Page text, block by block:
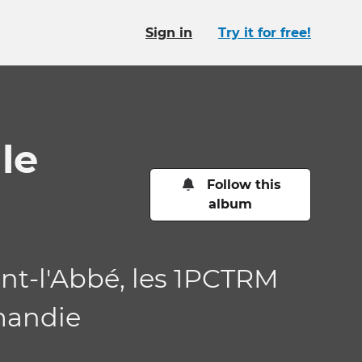
Sign in Try it for free!
Follow this
album
l'Abbé, les 1PCTRM